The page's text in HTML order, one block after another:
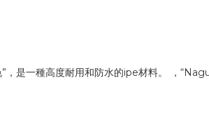
，是一種高度耐用和防水的ipe材料。 ，